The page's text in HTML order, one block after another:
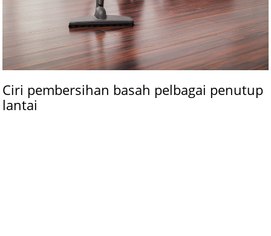
Ciri pembersihan basah pelbagai penutup
lantai